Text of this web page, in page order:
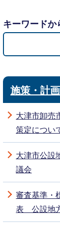
キーワードか
施策・計
大津市卸売
策定につい
大津市公設
議会
審査基準・
表 公設地